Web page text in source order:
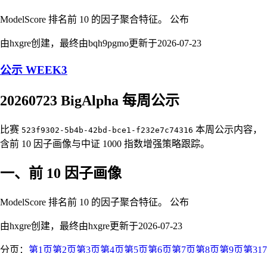
ModelScore 排名前 10 的因子聚合特征。 公布
由hxgre创建，最终由bqh9pgmo更新于2026-07-23
公示 WEEK3
20260723 BigAlpha 每周公示
比赛 523f9302-5b4b-42bd-bce1-f232e7c74316 本周公示内容，
含前 10 因子画像与中证 1000 指数增强策略跟踪。
一、前 10 因子画像
ModelScore 排名前 10 的因子聚合特征。 公布
由hxgre创建，最终由hxgre更新于2026-07-23
分页： 第1页第2页第3页第4页第5页第6页第7页第8页第9页第317